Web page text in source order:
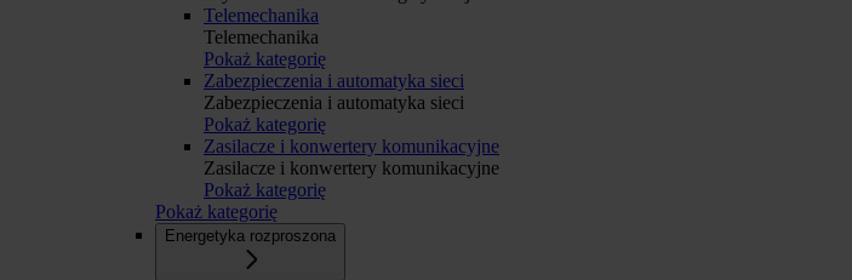
Telemechanika
Telemechanika
Pokaż kategorię
Zabezpieczenia i automatyka sieci
Zabezpieczenia i automatyka sieci
Pokaż kategorię
Zasilacze i konwertery komunikacyjne
Zasilacze i konwertery komunikacyjne
Pokaż kategorię
Pokaż kategorię
Energetyka rozproszona